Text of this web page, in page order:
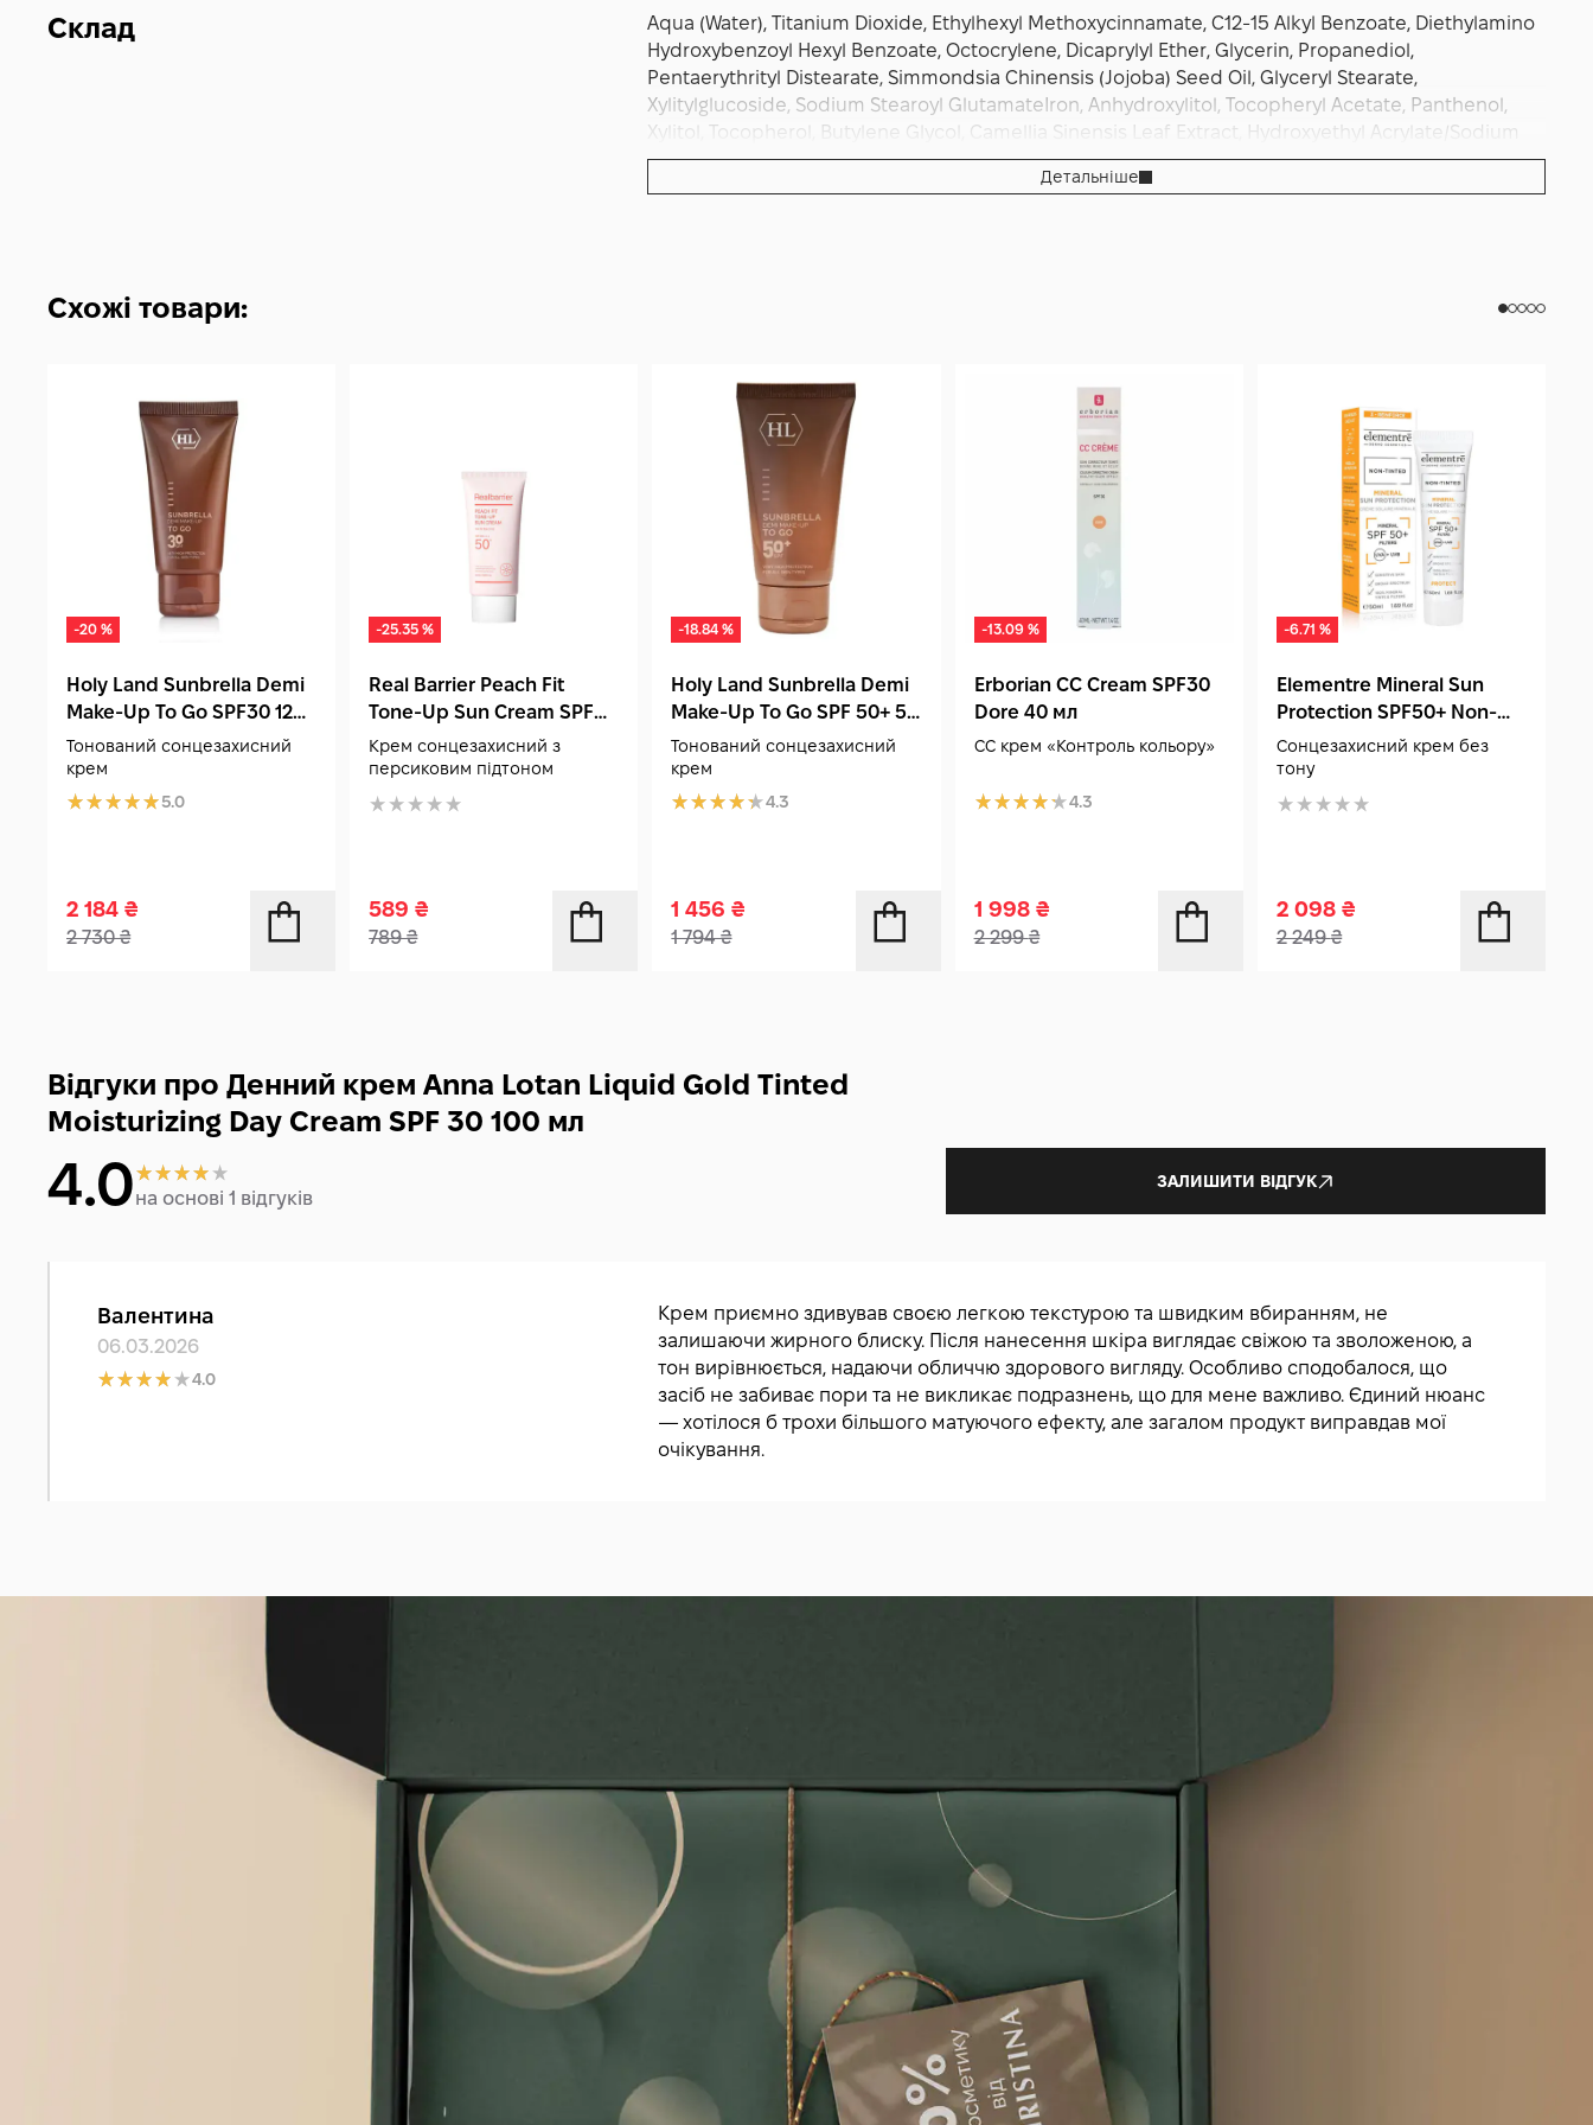
Склад
Aqua (Water), Titanium Dioxide, Ethylhexyl Methoxycinnamate, C12-15 Alkyl Benzoate, Diethylamino
Hydroxybenzoyl Hexyl Benzoate, Octocrylene, Dicaprylyl Ether, Glycerin, Propanediol,
Pentaerythrityl Distearate, Simmondsia Chinensis (Jojoba) Seed Oil, Glyceryl Stearate,
Xylitylglucoside, Sodium Stearoyl GlutamateIron, Anhydroxylitol, Tocopheryl Acetate, Panthenol,
Xylitol, Tocopherol, Butylene Glycol, Camellia Sinensis Leaf Extract, Hydroxyethyl Acrylate/Sodium
Acryloyldimethyl Taurate Copolymer, Phenoxyethanol, Xanthan Gum, Dimethicone, Polyacrylate
Crosspolymer-6, Iron Oxide CI 77492, Iron Oxides CI 77499, Iron Oxides CI 77491, Caprylyl Glycol,
Детальніше
Схожі товари:
-20 %
Holy Land Sunbrella Demi
Make-Up To Go SPF30 125
мл
Тонований сонцезахисний
крем
5.0
2 184 ₴
2 730₴
-25.35 %
Real Barrier Peach Fit
Tone-Up Sun Cream SPF
50+ PA++++ 50 мл
Крем сонцезахисний з
персиковим підтоном
589₴
789₴
-18.84 %
Holy Land Sunbrella Demi
Make-Up To Go SPF 50+ 50
мл
Тонований сонцезахисний
крем
4.3
1 456₴
1 794₴
-13.09 %
Erborian CC Cream SPF30
Dore 40 мл
CC крем «Контроль кольору»
4.3
1 998 ₴
2 299₴
-6.71 %
Elementre Mineral Sun
Protection SPF50+ Non-
Tinted 50 мл
Сонцезахисний крем без
тону
2 098 ₴
2 249₴
Відгуки про Денний крем Anna Lotan Liquid Gold Tinted
Moisturizing Day Cream SPF 30 100 мл
4.0на основі 1 відгуків
ЗАЛИШИТИ ВІДГУК
Валентина
06.03.2026
4.0
Крем приємно здивував своєю легкою текстурою та швидким вбиранням, не
залишаючи жирного блиску. Після нанесення шкіра виглядає свіжою та зволоженою, а
тон вирівнюється, надаючи обличчю здорового вигляду. Особливо сподобалося, що
засіб не забиває пори та не викликає подразнень, що для мене важливо. Єдиний нюанс
— хотілося б трохи більшого матуючого ефекту, але загалом продукт виправдав мої
очікування.